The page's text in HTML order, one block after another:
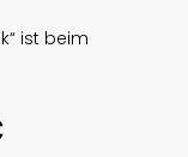
ist beim